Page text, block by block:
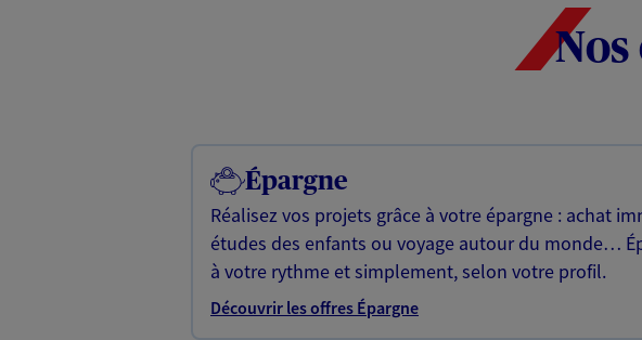
Épargne
Réalisez vos projets grâce à votre épargne : achat
études des enfants ou voyage autour du monde…
à votre rythme et simplement, selon votre profil.
Découvrir les offres Épargne